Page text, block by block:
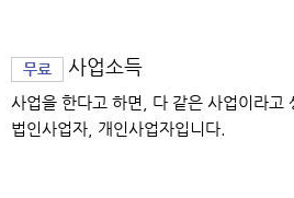
무료 사업소득
사업을 한다고 하면, 다 같은 사업이라고
법인사업자, 개인사업자입니다.